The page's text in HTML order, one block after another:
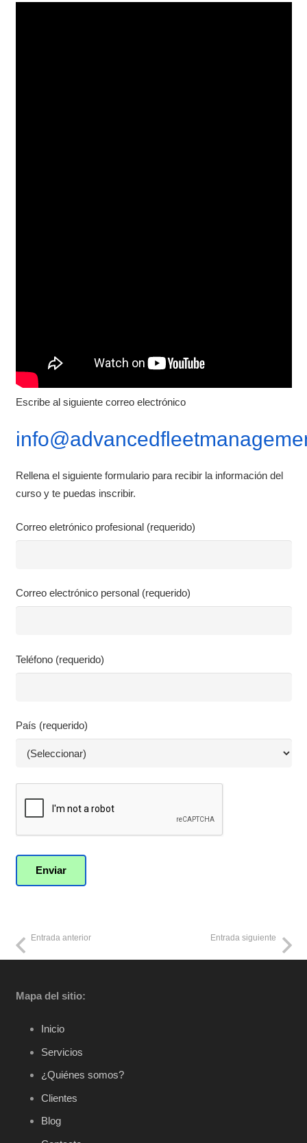
Escribe al siguiente correo electrónico
Rellena el siguiente formulario para recibir la información del
curso y te puedas inscribir.
Correo eletrónico profesional (requerido)
Correo electrónico personal (requerido)
Teléfono (requerido)
País (requerido)
Entrada anterior Entrada siguiente
Mapa del sitio:
Inicio
Servicios
¿Quiénes somos?
Clientes
Blog